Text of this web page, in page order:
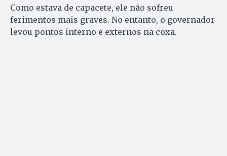
Como estava de capacete, ele não sofreu
ferimentos mais graves. No entanto, o governador
levou pontos interno e externos na coxa.